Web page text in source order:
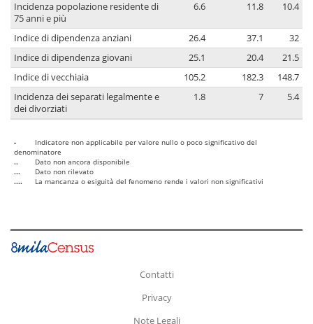
Incidenza popolazione residente di
75 anni e più
6.6 11.8 10.4
Indice di dipendenza anziani 26.4 37.1
32
Indice di dipendenza giovani
25.1 20.4
21.5
Indice di vecchiaia
105.2 182.3
148.7
Incidenza dei separati legalmente e
dei divorziati
1.8 7 5.4
-
Indicatore non applicabile per valore nullo o poco significativo del
denominatore
..
Dato non ancora disponibile
...
Dato non rilevato
....
La mancanza o esiguità del fenomeno rende i valori non significativi
Contatti
Privacy
Note Legali